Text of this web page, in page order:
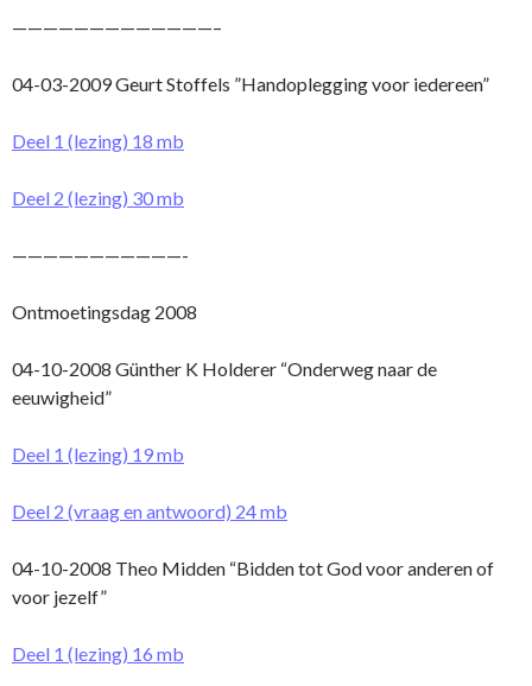
—————————————–
04-03-2009 Geurt Stoffels ”Handoplegging voor iedereen”
Deel 1 (lezing) 18 mb
Deel 2 (lezing) 30 mb
———————————-
Ontmoetingsdag 2008
04-10-2008 Günther K Holderer “Onderweg naar de
eeuwigheid”
Deel 1 (lezing) 19 mb
Deel 2 (vraag en antwoord) 24 mb
04-10-2008 Theo Midden “Bidden tot God voor anderen of
voor jezelf”
Deel 1 (lezing) 16 mb